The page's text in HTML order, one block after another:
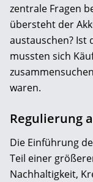
zentrale Fragen
übersteht der
austauschen? Ist
mussten sich
waren.
Regulierung
Die Einführung
Teil einer
Nachhaltigkeit,